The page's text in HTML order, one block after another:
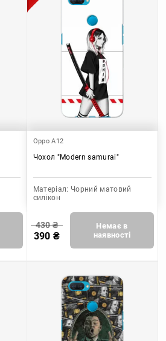
Oppo A12
Чохол "Modern samurai"
Матеріал: Чорний матовий
силікон
430₴
390 ₴
Немає в
наявності